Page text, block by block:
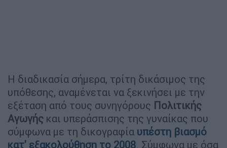
Η διαδικασία σήμερα, τρίτη δικάσιμος της
υπόθεσης, αναμένεται να ξεκινήσει με την
εξέταση από τους συνηγόρους Πολιτικής
Αγωγής και υπεράσπισης της γυναίκας που
σύμφωνα με τη δικογραφία υπέστη βιασμό
κατ' εξακολούθηση το 2008. Σύμφωνα με όσα